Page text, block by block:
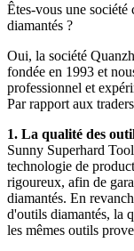
Êtes-vous une
diamantés ?
Oui, la société
fondée en 1993 et
professionnel et
Par rapport aux
1. La qualité des
Sunny Superhard
technologie de
rigoureux, afin de
diamantés. En
d'outils diamantés, la
les mêmes outils